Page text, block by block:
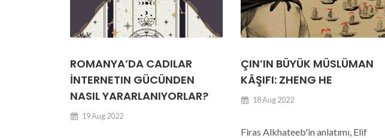
ROMANYA’DA CADILAR
İNTERNETIN GÜCÜNDEN
NASIL YARARLANIYORLAR?
19 Aug 2022
ÇIN’IN BÜYÜK MÜSLÜMAN
KÂŞIFI: ZHENG HE
18 Aug 2022
Firas Alkhateeb'in anlatımı, Elif